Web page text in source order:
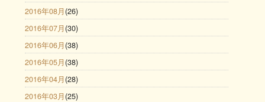
2016年08月 (26)
2016年07月 (30)
2016年06月 (38)
2016年05月 (38)
2016年04月 (28)
2016年03月 (25)